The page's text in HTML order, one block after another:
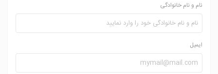
نام و نام خانوادگی
ایمیل